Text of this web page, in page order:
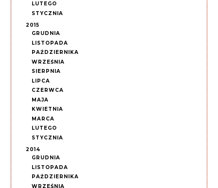
LUTEGO
STYCZNIA
2015
GRUDNIA
LISTOPADA
PAŹDZIERNIKA
WRZEŚNIA
SIERPNIA
LIPCA
CZERWCA
MAJA
KWIETNIA
MARCA
LUTEGO
STYCZNIA
2014
GRUDNIA
LISTOPADA
PAŹDZIERNIKA
WRZEŚNIA